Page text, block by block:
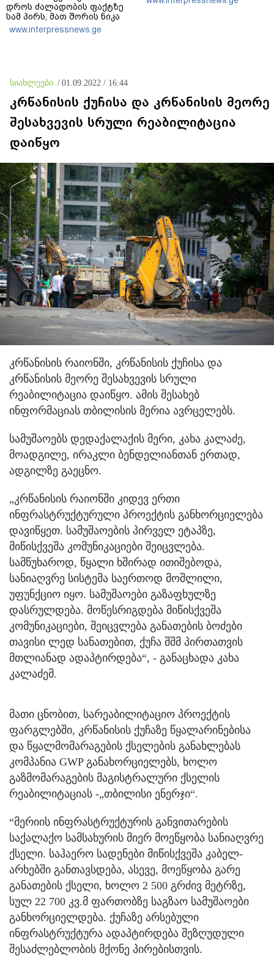
დროს ძალადობის ფაქტზე
სამ პირს, მათ შორის ნიკა
მელიას თანმხლებ პირებს
ბრალდება წარუდგინა
www.interpressnews.ge
სიახლეები / 01.09.2022 / 16:44
კრწანისის ქუჩისა და კრწანისის მეორე
შესახვევის სრული რეაბილიტაცია
დაიწყო
კრწანისის რაიონში, კრწანისის ქუჩისა და
კრწანისის მეორე შესახვევის სრული
რეაბილიტაცია დაიწყო. ამის შესახებ
ინფორმაციას თბილისის მერია ავრცელებს.
სამუშაოებს დედაქალაქის მერი, კახა კალაძე,
მოადგილე, ირაკლი ბენდელიანთან ერთად,
ადგილზე გაეცნო.
„კრწანისის რაიონში კიდევ ერთი
ინფრასტრუქტურული პროექტის განხორციელება
დავიწყეთ. სამუშაოების პირველ ეტაპზე,
მიწისქვეშა კომუნიკაციები შეიცვლება.
სამწუხაროდ, წყალი ხშირად ითიშებოდა,
სანიაღვრე სისტემა საერთოდ მოშლილი,
უფუნქციო იყო. სამუშაოები გაზაფხულზე
დასრულდება. მოწესრიგდება მიწისქვეშა
კომუნიკაციები, შეიცვლება განათების ბოძები
თავისი ლედ სანათებით, ქუჩა შშმ პირთათვის
მთლიანად ადაპტირდება“, - განაცხადა კახა
კალაძემ.
მათი ცნობით, სარეაბილიტაციო პროექტის
ფარგლებში, კრწანისის ქუჩაზე წყალარინებისა
და წყალმომარაგების ქსელების განახლებას
კომპანია GWP განახორციელებს, ხოლო
გაზმომარაგების მაგისტრალური ქსელის
რეაბილიტაციას -„თბილისი ენერჯი“.
“მერიის ინფრასტრუქტურის განვითარების
საქალაქო სამსახურის მიერ მოეწყობა სანიაღვრე
ქსელი. საჰაერო სადენები მიწისქვეშა კაბელ-
არხებში განთავსდება, ასევე, მოეწყობა გარე
განათების ქსელი, ხოლო 2 500 გრძივ მეტრზე,
სულ 22 700 კვ.მ ფართობზე საგზაო სამუშაოები
განხორციელდება. ქუჩაზე არსებული
ინფრასტრუქტურა ადაპტირდება შეზღუდული
შესაძლებლობის მქონე პირებისთვის.